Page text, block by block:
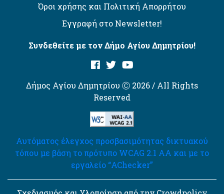
Όροι χρήσης και Πολιτική Απορρήτου
Εγγραφή στο Newsletter!
Συνδεθείτε με τον Δήμο Αγίου Δημητρίου!
Δήμος Αγίου Δημητρίου Ⓒ 2026 / All Rights
Reserved
Αυτόματος έλεγχος προσβασιμότητας δικτυακού
τόπου με βάση το πρότυπο WCAG 2.1 AA και με το
εργαλείο “AChecker”